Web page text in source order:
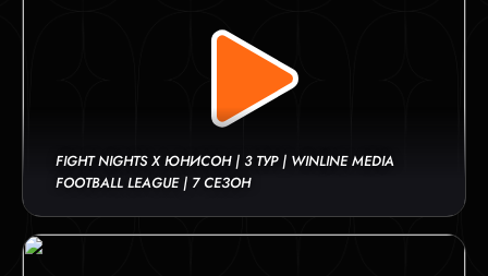
FIGHT NIGHTS X ЮНИСОН | 3 ТУР | WINLINE MEDIA
FOOTBALL LEAGUE | 7 СЕЗОН